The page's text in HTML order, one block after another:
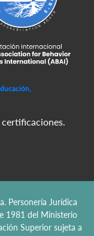
Personería Jurídica
1981 del Ministerio
Superior sujeta a